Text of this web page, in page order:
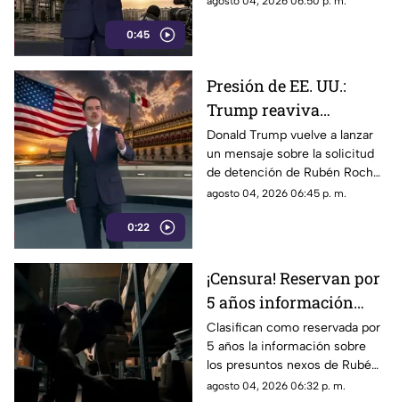
0:45
convertirse en un
0:22
Presión de EE. UU.:
Trump reaviva
señalamientos contra
Rubén Rocha Moya y
Enrique Inzunza
Donald Trump vuelve a lanzar
un mensaje sobre la solicitud
de detención de Rubén Rocha
Moya y Enrique Inzunza.
agosto 04, 2026 06:45 p. m.
¡Censura! Reservan por
5 años información
sobre presuntos nexos
de Rocha Moya e
Inzunza con el crimen
Clasifican como reservada por
5 años la información sobre
los presuntos nexos de Rubén
Rocha Moya y Enrique Inzunza
agosto 04, 2026 06:32 p. m.